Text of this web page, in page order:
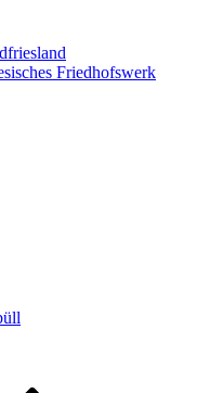
Friedhofswerk